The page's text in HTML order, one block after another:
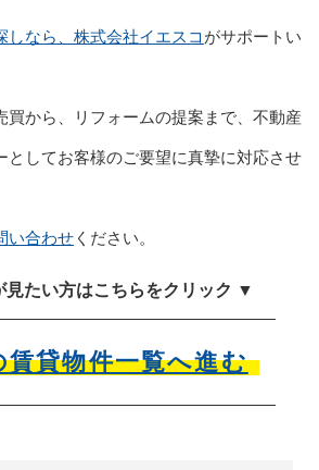
しなら、株式会社イエスコ がサポートい
買から、リフォームの提案まで、不動産
としてお客様のご要望に真摯に対応させ
い合わせください。
たい方はこちらをクリック ▼
賃貸物件一覧へ進む